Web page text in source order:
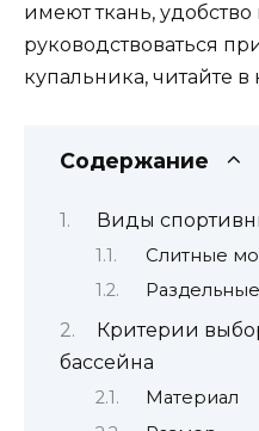
имеют ткань, удобство
руководствоваться
купальника, читайте в
Содержание
Виды
Слитные
Критерии
бассейна
Материал